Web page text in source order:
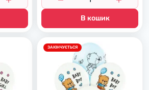
В кошик
ЗАКІНЧУЄТЬСЯ